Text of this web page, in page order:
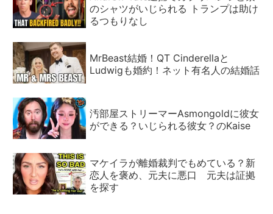
のシャツがいじられる トランプは助け
るつもりなし
MrBeast結婚！QT Cinderellaと
Ludwigも婚約！ネット有名人の結婚話
汚部屋ストリーマーAsmongoldに彼女
ができる？いじられる彼女？のKaise
マケイラが離婚裁判でもめている？新
恋人を褒め、元夫に悪口 元夫は証拠
を探す